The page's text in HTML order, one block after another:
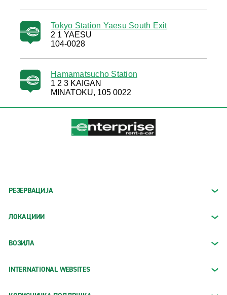
Tokyo Station Yaesu South Exit
2 1 YAESU
104-0028
Hamamatsucho Station
1 2 3 KAIGAN
MINATOKU, 105 0022
РЕЗЕРВАЦИЈА
ЛОКАЦИИИ
ВОЗИЛА
INTERNATIONAL WEBSITES